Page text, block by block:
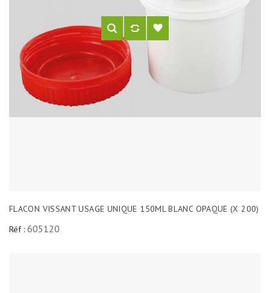
FLACON VISSANT USAGE UNIQUE 150ML BLANC OPAQUE (X 200)
Réf : 605120